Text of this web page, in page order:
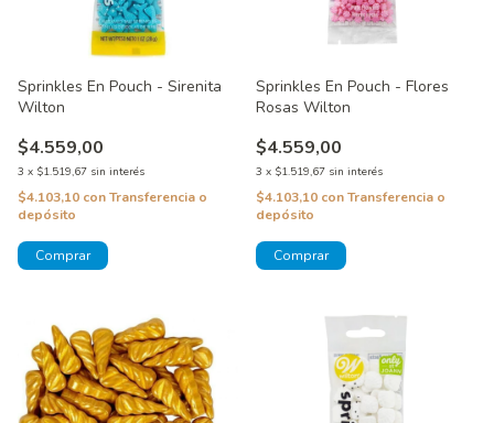
Sprinkles En Pouch - Sirenita
Wilton
$4.559,00
3 x $1.519,67 sin interés
$4.103,10 conTransferencia o
depósito
Sprinkles En Pouch - Flores
Rosas Wilton
$4.559,00
3 x $1.519,67 sin interés
$4.103,10 conTransferencia o
depósito